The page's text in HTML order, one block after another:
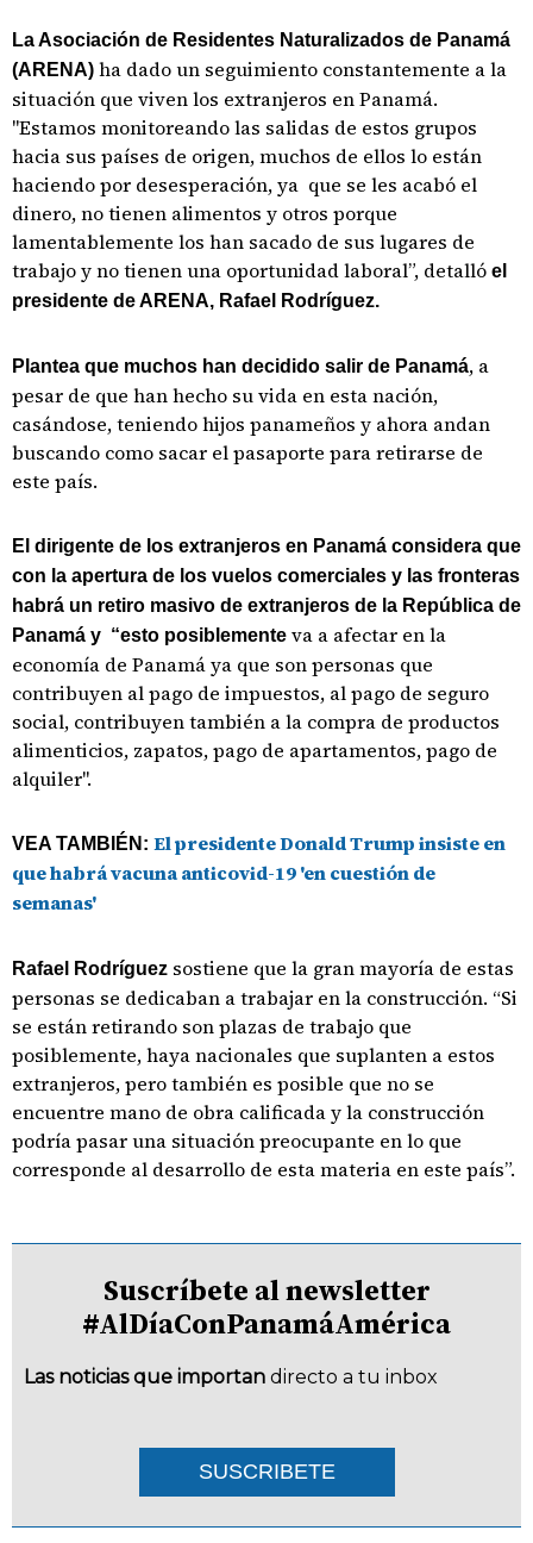
La Asociación de Residentes Naturalizados de Panamá
(ARENA) ha dado un seguimiento constantemente a la
situación que viven los extranjeros en Panamá.
"Estamos monitoreando las salidas de estos grupos
hacia sus países de origen, muchos de ellos lo están
haciendo por desesperación, ya que se les acabó el
dinero, no tienen alimentos y otros porque
lamentablemente los han sacado de sus lugares de
trabajo y no tienen una oportunidad laboral”, detalló el
presidente de ARENA, Rafael Rodríguez.
Plantea que muchos han decidido salir de Panamá, a
pesar de que han hecho su vida en esta nación,
casándose, teniendo hijos panameños y ahora andan
buscando como sacar el pasaporte para retirarse de
este país.
El dirigente de los extranjeros en Panamá considera que
con la apertura de los vuelos comerciales y las fronteras
habrá un retiro masivo de extranjeros de la República de
Panamá y “esto posiblemente va a afectar en la
economía de Panamá ya que son personas que
contribuyen al pago de impuestos, al pago de seguro
social, contribuyen también a la compra de productos
alimenticios, zapatos, pago de apartamentos, pago de
alquiler".
VEA TAMBIÉN: El presidente Donald Trump insiste en
que habrá vacuna anticovid-19 'en cuestión de
semanas'
Rafael Rodríguez sostiene que la gran mayoría de estas
personas se dedicaban a trabajar en la construcción. “Si
se están retirando son plazas de trabajo que
posiblemente, haya nacionales que suplanten a estos
extranjeros, pero también es posible que no se
encuentre mano de obra calificada y la construcción
podría pasar una situación preocupante en lo que
corresponde al desarrollo de esta materia en este país”.
Suscríbete al newsletter
#AlDíaConPanamáAmérica
Las noticias que importan directo a tu inbox
SUSCRIBETE